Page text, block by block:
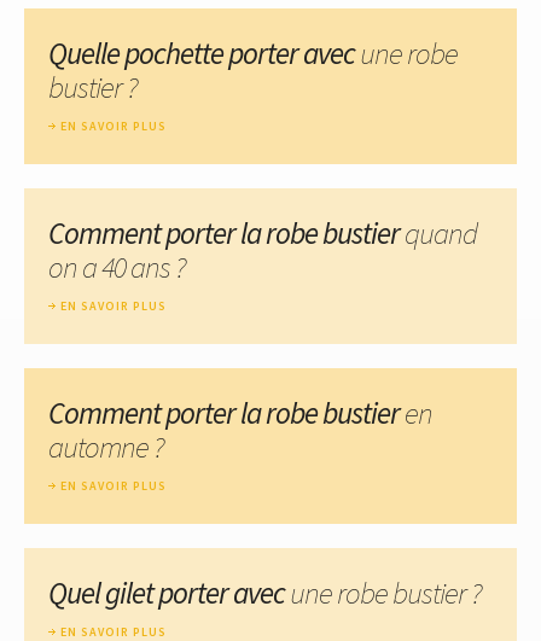
Quelle pochette porter avecune robe
bustier ?
EN SAVOIR PLUS
Comment porter la robe bustierquand
on a 40 ans ?
EN SAVOIR PLUS
Comment porter la robe bustieren
automne ?
EN SAVOIR PLUS
Quel gilet porter avecune robe bustier ?
EN SAVOIR PLUS